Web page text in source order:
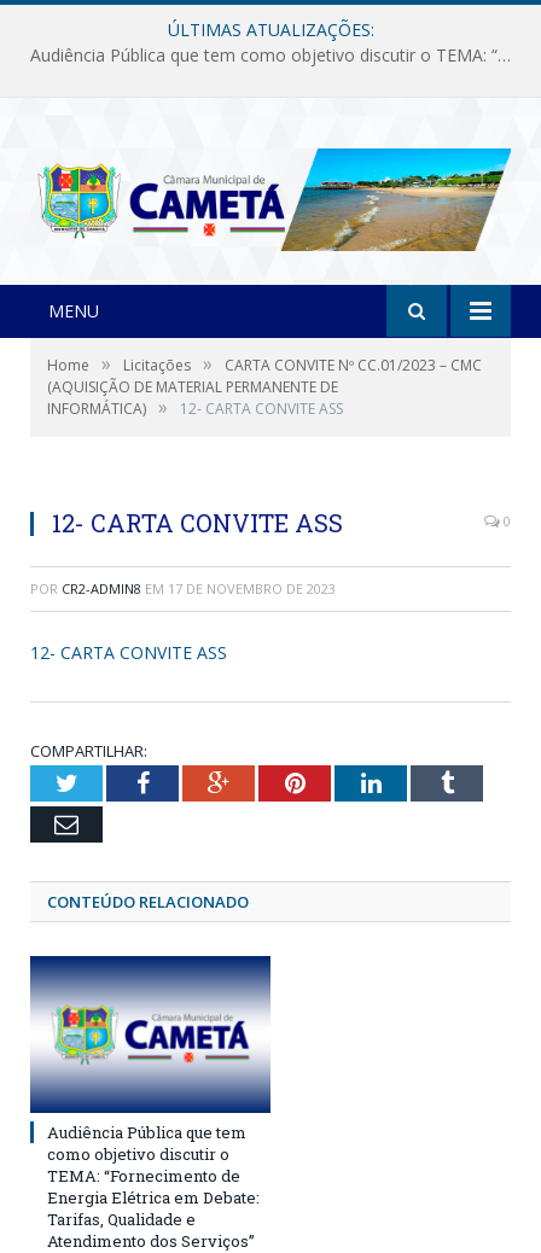
ÚLTIMAS ATUALIZAÇÕES:
Audiência Pública que tem como objetivo discutir o TEMA: “Fornecimento de Energia Elétrica em Debate: Tarifas, Qualidade e Atendimento dos Serviços”
MENU
Home » Licitações »
CARTA CONVITE Nº CC.01/2023 – CMC
(AQUISIÇÃO DE MATERIAL PERMANENTE DE
INFORMÁTICA) » 12- CARTA CONVITE ASS
12- CARTA CONVITE ASS 0
POR CR2-ADMIN8 EM 17 DE NOVEMBRO DE 2023
12- CARTA CONVITE ASS
COMPARTILHAR:
TwitterFacebookGoogle+PinterestLinkedInTumblr
Email
CONTEÚDO RELACIONADO
Audiência Pública que tem
como objetivo discutir o
TEMA: “Fornecimento de
Energia Elétrica em Debate:
Tarifas, Qualidade e
Atendimento dos Serviços”